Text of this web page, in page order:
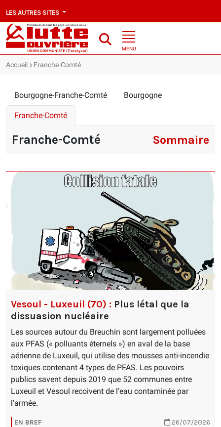
LES AUTRES SITES
MENU
Accueil Franche-Comté
Bourgogne-Franche-Comté Bourgogne
Franche-Comté
Franche-Comté Sommaire
Vesoul - Luxeuil (70) : Plus létal que la
dissuasion nucléaire
Les sources autour du Breuchin sont largement polluées
aux PFAS (« polluants éternels ») en aval de la base
aérienne de Luxeuil, qui utilise des mousses anti-incendie
toxiques contenant 4 types de PFAS. Les pouvoirs
publics savent depuis 2019 que 52 communes entre
Luxeuil et Vesoul recoivent de l’eau contaminée par
l'armée.
EN BREF 26/07/2026